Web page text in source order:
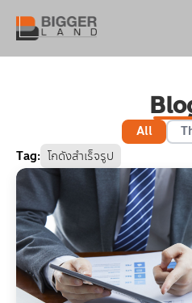
All
Tag: โกดังสำเร็จรูป